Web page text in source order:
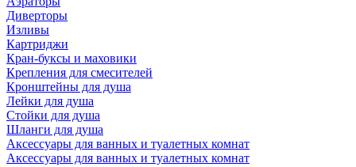
Диверторы
Изливы
Картриджи
Кран-буксы и маховики
Крепления для смесителей
Кронштейны для душа
Лейки для душа
Стойки для душа
Шланги для душа
Аксессуары для ванных и туалетных комнат
Аксессуары для ванных и туалетных комнат